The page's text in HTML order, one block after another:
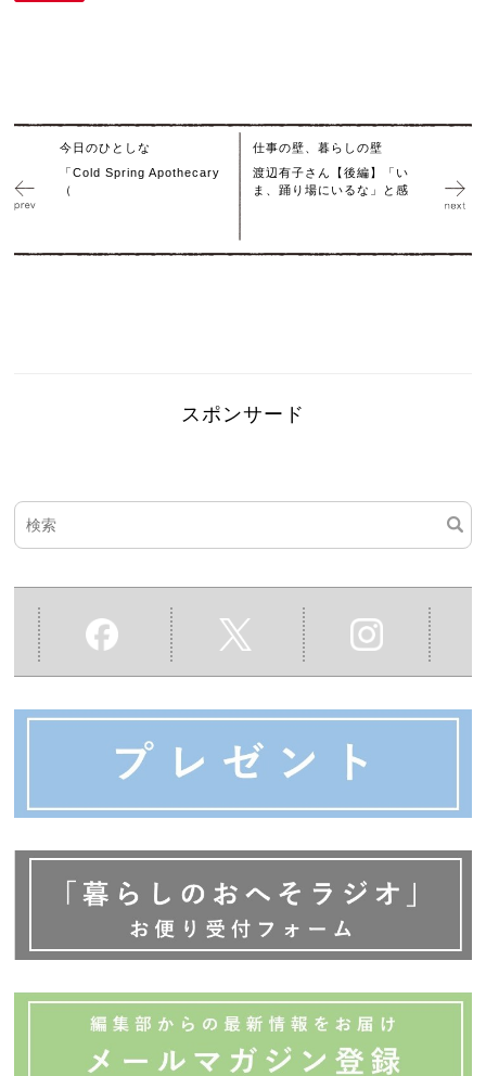
今日のひとしな
「Cold Spring Apothecary
（
仕事の壁、暮らしの壁
渡辺有子さん【後編】「い
ま、踊り場にいるな」と感
スポンサード